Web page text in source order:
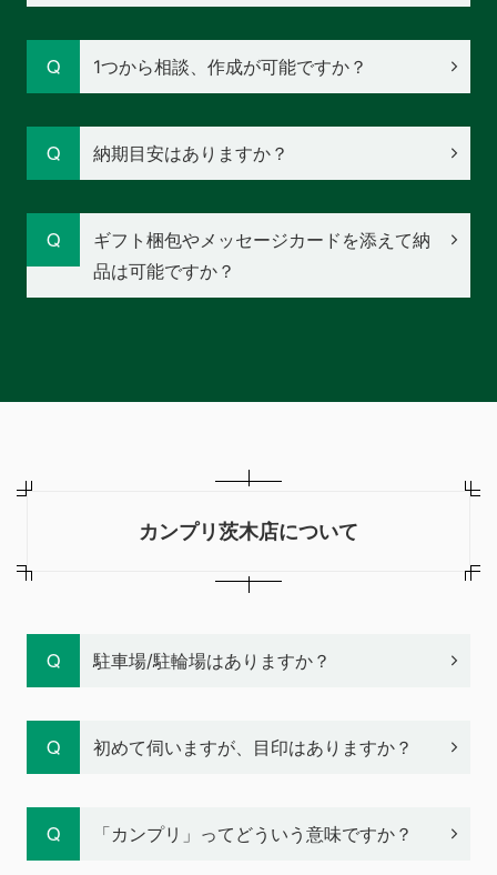
1つから相談、作成が可能ですか？
納期目安はありますか？
ギフト梱包やメッセージカードを添えて納
品は可能ですか？
カンプリ茨木店について
駐車場/駐輪場はありますか？
初めて伺いますが、目印はありますか？
「カンプリ」ってどういう意味ですか？